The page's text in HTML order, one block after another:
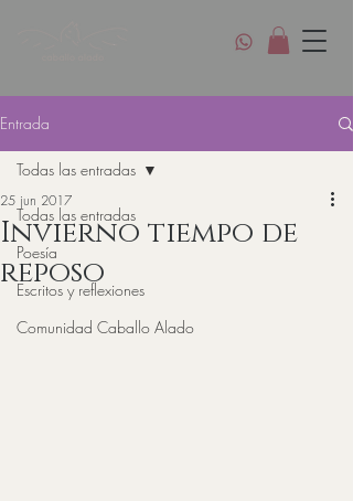
Entrada
Todas las entradas
Poesía
Escritos y reflexiones
Comunidad Caballo Alado
Todas las entradas
Invierno tiempo de
reposo
25 jun 2017